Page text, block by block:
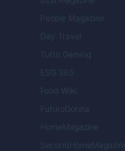
People Magazine
Day Travel
Tutto Gaming
ESG 365
Food Wiki
FuturoDonna
HomeMagazine
SecondHomeMagazine